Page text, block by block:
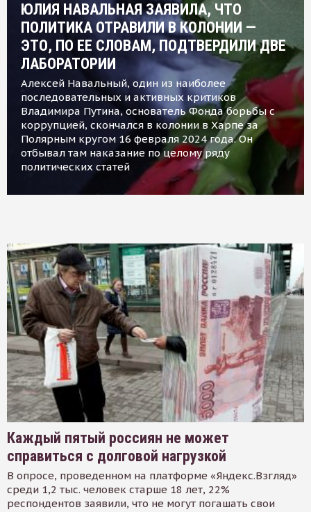
ЮЛИЯ НАВАЛЬНАЯ ЗАЯВИЛА, ЧТО
ПОЛИТИКА ОТРАВИЛИ В КОЛОНИИ —
ЭТО, ПО ЕЕ СЛОВАМ, ПОДТВЕРДИЛИ ДВЕ
ЛАБОРАТОРИИ
Алексей Навальный, один из наиболее
последовательных и активных критиков
Владимира Путина, основатель Фонда борьбы с
коррупцией, скончался в колонии в Харпе за
Полярным кругом 16 февраля 2024 года. Он
отбывал там наказание по целому ряду
политических статей
Каждый пятый россиян не может
справиться с долговой нагрузкой
В опросе, проведенном на платформе «Яндекс.Взгляд»
среди 1,2 тыс. человек старше 18 лет, 22%
респондентов заявили, что не могут погашать свои